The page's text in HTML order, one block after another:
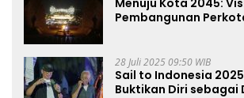
Pembangunan
28 Juli 2025 09:50 WIB
Sail to Indonesia
Buktikan Diri sebagai